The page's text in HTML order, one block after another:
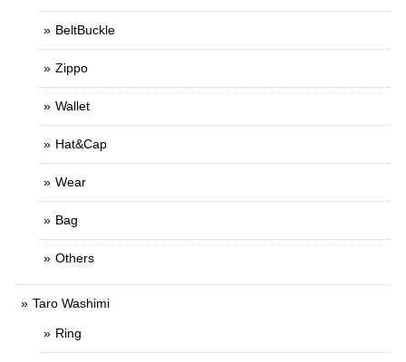
BeltBuckle
Zippo
Wallet
Hat&Cap
Wear
Bag
Others
Taro Washimi
Ring